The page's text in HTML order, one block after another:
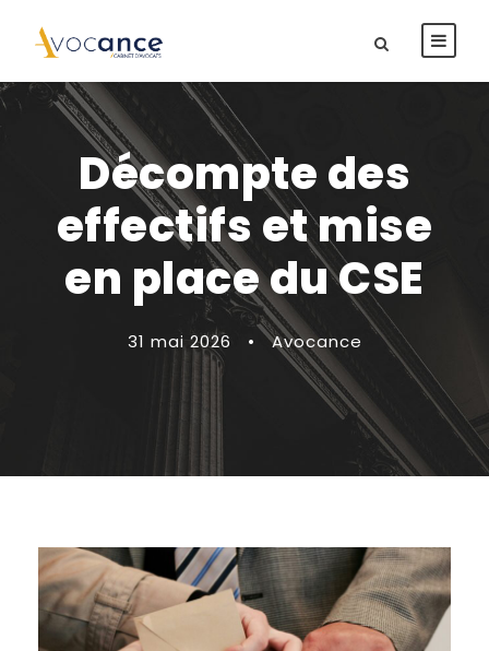
Décompte des
effectifs et mise
en place du CSE
31 mai 2026 • Avocance